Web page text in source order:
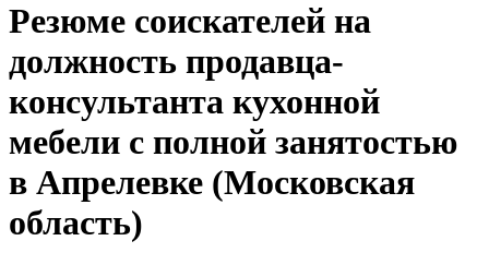
Резюме соискателей на
должность продавца-
консультанта кухонной
мебели с полной занятостью
в Апрелевке (Московская
область)